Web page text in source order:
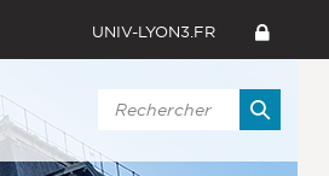
UNIV-LYON3.FR